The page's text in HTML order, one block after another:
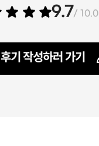
9.7/ 10.0
후기 작성하러 가기